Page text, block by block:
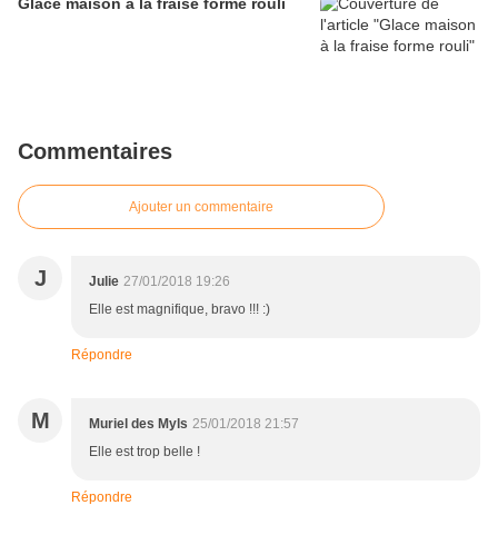
Commentaires
Ajouter un commentaire
J Julie 27/01/2018 19:26
Elle est magnifique, bravo !!! :)
Répondre
M Muriel des Myls 25/01/2018 21:57
Elle est trop belle !
Répondre